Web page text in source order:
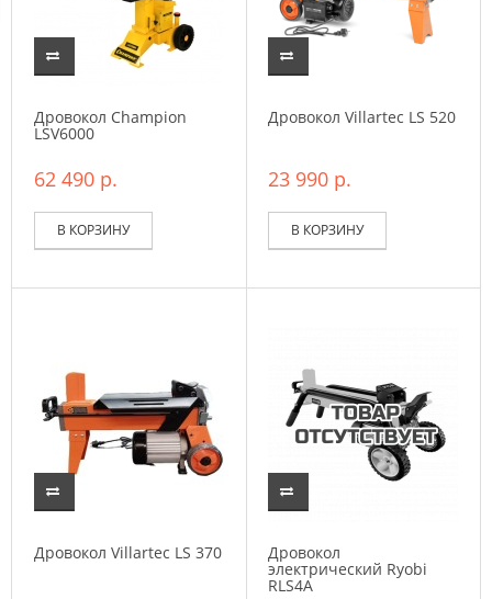
Дровокол Champion
LSV6000
62 490 р.
В КОРЗИНУ
Дровокол Villartec LS 520
23 990 р.
В КОРЗИНУ
Дровокол Villartec LS 370 Дровокол
электрический Ryobi
RLS4A